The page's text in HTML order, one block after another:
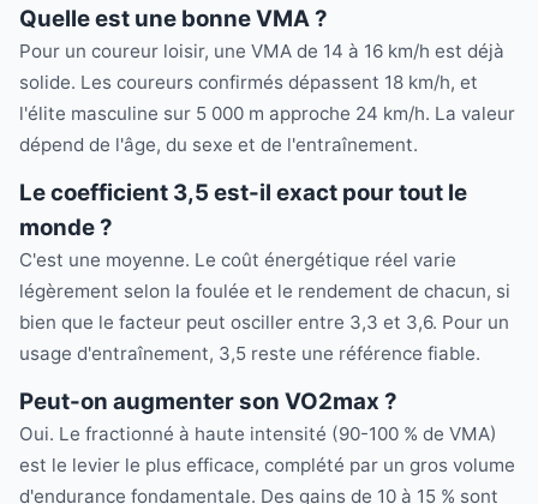
Quelle est une bonne VMA ?
Pour un coureur loisir, une VMA de 14 à 16 km/h est déjà
solide. Les coureurs confirmés dépassent 18 km/h, et
l'élite masculine sur 5 000 m approche 24 km/h. La valeur
dépend de l'âge, du sexe et de l'entraînement.
Le coefficient 3,5 est-il exact pour tout le
monde ?
C'est une moyenne. Le coût énergétique réel varie
légèrement selon la foulée et le rendement de chacun, si
bien que le facteur peut osciller entre 3,3 et 3,6. Pour un
usage d'entraînement, 3,5 reste une référence fiable.
Peut-on augmenter son VO2max ?
Oui. Le fractionné à haute intensité (90-100 % de VMA)
est le levier le plus efficace, complété par un gros volume
d'endurance fondamentale. Des gains de 10 à 15 % sont